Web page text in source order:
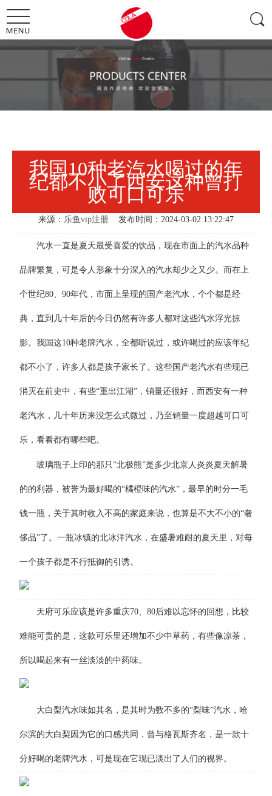
我国10种老汽水喝过的年
纪都不小了西安这种曾打
败可口可乐
来源： 乐鱼vip注册 发布时间：2024-03-02 13:22:47
汽水一直是夏天最受喜爱的饮品，现在市面上的汽水品种
品牌繁复，可是令人形象十分深入的汽水却少之又少。而在上
个世纪80、90年代，市面上呈现的国产老汽水，个个都是经
典，直到几十年后的今日仍然有许多人都对这些汽水浮光掠
影。我国这10种老牌汽水，全都听说过，或许喝过的应该年纪
都不小了，许多人都是孩子家长了。这些国产老汽水有些现已
消灭在前史中，有些“重出江湖”，销量还很好，而西安有一种
老汽水，几十年历来没怎么式微过，乃至销量一度超越可口可
乐，看看都有哪些吧。
玻璃瓶子上印的那只“北极熊”是多少北京人炎炎夏天解暑
的的利器，被誉为最好喝的“橘橙味的汽水”，最早的时分一毛
钱一瓶，关于其时收入不高的家庭来说，也算是不大不小的“奢
侈品”了。一瓶冰镇的北冰洋汽水，在盛暑难耐的夏天里，对每
一个孩子都是不行抵御的引诱。
天府可乐应该是许多重庆70、80后难以忘怀的回想，比较
难能可贵的是，这款可乐里还增加不少中草药，有些像凉茶，
所以喝起来有一丝淡淡的中药味。
大白梨汽水味如其名，是其时为数不多的“梨味”汽水，哈
尔滨的大白梨因为它的口感共同，曾与格瓦斯齐名，是一款十
分好喝的老牌汽水，可是现在它现已淡出了人们的视界。